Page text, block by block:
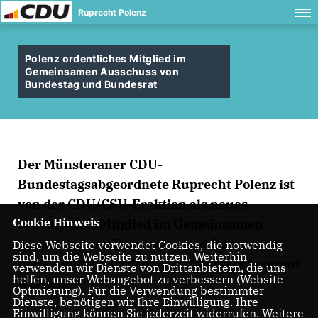
Ruprecht Polenz
Polenz ordentliches Mitglied im
Gemeinsamen Ausschuss von
Bundestag und Bundesrat
Der Münsteraner CDU-
Bundestagsabgeordnete Ruprecht Polenz ist
von der CDU/CSU-Fraktion als neues
ordentliches Mitglied im Gemeinsamen
Ausschuss von Bundestag und Bundesrat
nach Artikel 53 a des Grundgesetzes benannt
worden.
Cookie Hinweis
Diese Webseite verwendet Cookies, die notwendig
sind, um die Webseite zu nutzen. Weiterhin
verwenden wir Dienste von Drittanbietern, die uns
helfen, unser Webangebot zu verbessern (Website-
Optmierung). Für die Verwendung bestimmter
Dienste, benötigen wir Ihre Einwilligung. Ihre
Einwilligung können Sie jederzeit widerrufen. Weitere